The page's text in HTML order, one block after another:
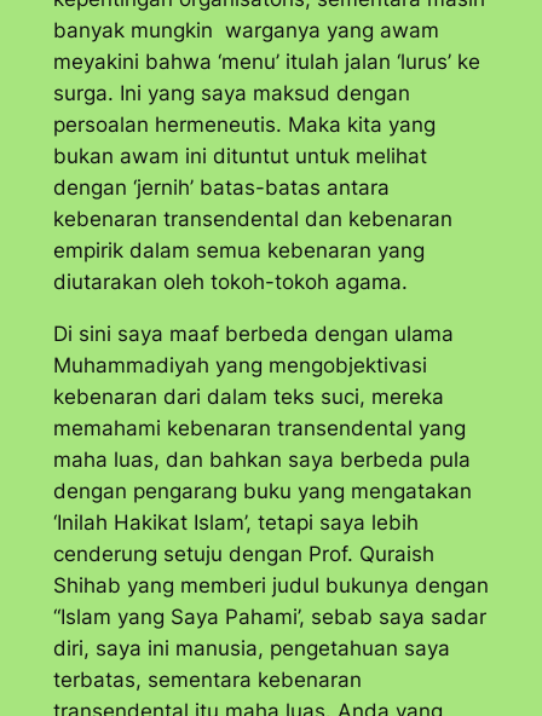
banyak mungkin warganya yang awam
meyakini bahwa ‘menu’ itulah jalan ‘lurus’ ke
surga. Ini yang saya maksud dengan
persoalan hermeneutis. Maka kita yang
bukan awam ini dituntut untuk melihat
dengan ‘jernih’ batas-batas antara
kebenaran transendental dan kebenaran
empirik dalam semua kebenaran yang
diutarakan oleh tokoh-tokoh agama.
Di sini saya maaf berbeda dengan ulama
Muhammadiyah yang mengobjektivasi
kebenaran dari dalam teks suci, mereka
memahami kebenaran transendental yang
maha luas, dan bahkan saya berbeda pula
dengan pengarang buku yang mengatakan
‘Inilah Hakikat Islam’, tetapi saya lebih
cenderung setuju dengan Prof. Quraish
Shihab yang memberi judul bukunya dengan
“Islam yang Saya Pahami’, sebab saya sadar
diri, saya ini manusia, pengetahuan saya
terbatas, sementara kebenaran
transendental itu maha luas. Anda yang